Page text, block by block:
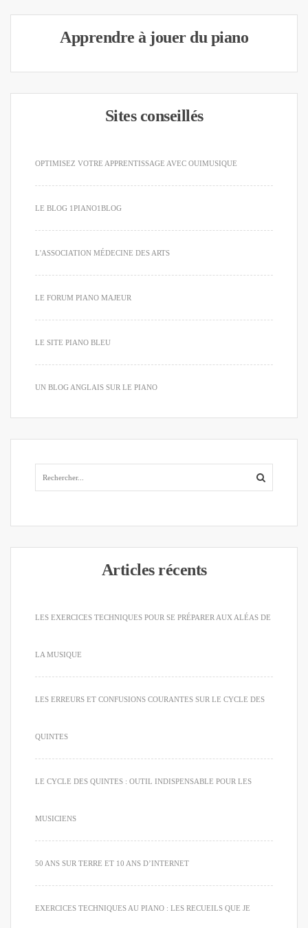
Apprendre à jouer du piano
Sites conseillés
OPTIMISEZ VOTRE APPRENTISSAGE AVEC OUIMUSIQUE
LE BLOG 1PIANO1BLOG
L'ASSOCIATION MÉDECINE DES ARTS
LE FORUM PIANO MAJEUR
LE SITE PIANO BLEU
UN BLOG ANGLAIS SUR LE PIANO
Articles récents
LES EXERCICES TECHNIQUES POUR SE PRÉPARER AUX ALÉAS DE
LA MUSIQUE
LES ERREURS ET CONFUSIONS COURANTES SUR LE CYCLE DES
QUINTES
LE CYCLE DES QUINTES : OUTIL INDISPENSABLE POUR LES
MUSICIENS
50 ANS SUR TERRE ET 10 ANS D’INTERNET
EXERCICES TECHNIQUES AU PIANO : LES RECUEILS QUE JE